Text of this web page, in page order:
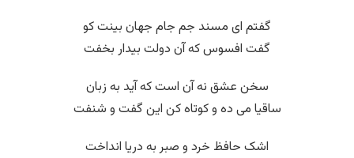
گفتم ای مسند جم جام جهان بینت کو
گفت افسوس که آن دولت بیدار بخفت
سخن عشق نه آن است که آید به زبان
ساقیا می ده و کوتاه کن این گفت و شنفت
اشک حافظ خرد و صبر به دریا انداخت